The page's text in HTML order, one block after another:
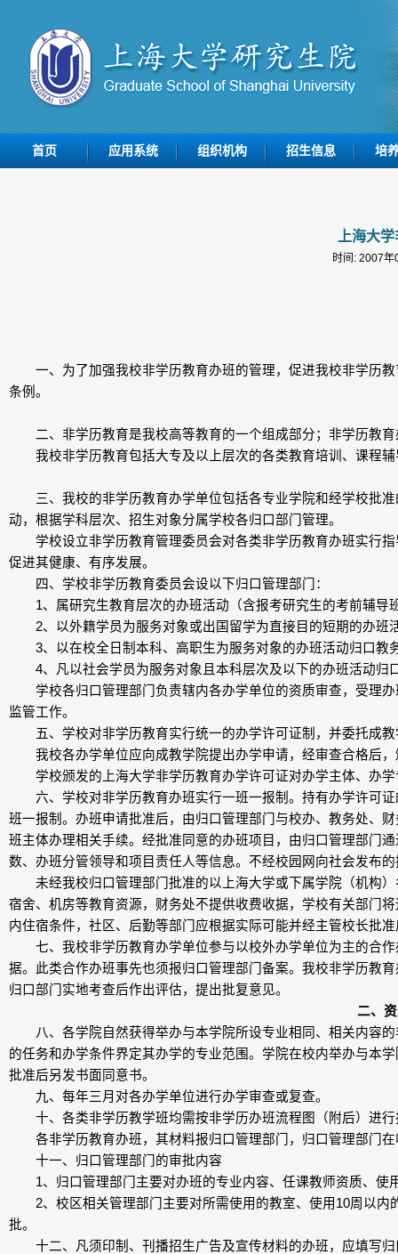
首页 应用系统 组织机构 招生信息 培
上海大
时间: 2007
一、为了加强我校非学历教育办班的管理，促进我校非学历教
条例。
二、非学历教育是我校高等教育的一个组成部分；非学历教育
我校非学历教育包括大专及以上层次的各类教育培训、课程辅
三、我校的非学历教育办学单位包括各专业学院和经学校批准
动，根据学科层次、招生对象分属学校各归口部门管理。
学校设立非学历教育管理委员会对各类非学历教育办班实行指
促进其健康、有序发展。
四、学校非学历教育委员会设以下归口管理部门：
1、属研究生教育层次的办班活动（含报考研究生的考前辅导
2、以外籍学员为服务对象或出国留学为直接目的短期的办班
3、以在校全日制本科、高职生为服务对象的办班活动归口教
4、凡以社会学员为服务对象且本科层次及以下的办班活动归
学校各归口管理部门负责辖内各办学单位的资质审查，受理办
监管工作。
五、学校对非学历教育实行统一的办学许可证制，并委托成教
我校各办学单位应向成教学院提出办学申请，经审查合格后，
学校颁发的上海大学非学历教育办学许可证对办学主体、办学
六、学校对非学历教育办班实行一班一报制。持有办学许可证
班一报制。办班申请批准后，由归口管理部门与校办、教务处、
班主体办理相关手续。经批准同意的办班项目，由归口管理部门
数、办班分管领导和项目责任人等信息。不经校园网向社会发布
未经我校归口管理部门批准的以上海大学或下属学院（机构）
宿舍、机房等教育资源，财务处不提供收费收据，学校有关部门
内住宿条件，社区、后勤等部门应根据实际可能并经主管校长批
七、我校非学历教育办学单位参与以校外办学单位为主的合作
据。此类合作办班事先也须报归口管理部门备案。我校非学历教
归口部门实地考查后作出评估，提出批复意见。
二、
八、各学院自然获得举办与本学院所设专业相同、相关内容的
的任务和办学条件界定其办学的专业范围。学院在校内举办与本
批准后另发书面同意书。
九、每年三月对各办学单位进行办学审查或复查。
十、各类非学历教学班均需按非学历办班流程图（附后）进行
各非学历教育办班，其材料报归口管理部门，归口管理部门在
十一、归口管理部门的审批内容
1、归口管理部门主要对办班的专业内容、任课教师资质、使
2、校区相关管理部门主要对所需使用的教室、使用10周以内
批。
十二、凡须印制、刊播招生广告及宣传材料的办班，应填写归